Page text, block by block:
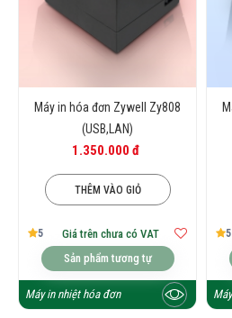
gọn, máy sử dụng pin
đi bất cứ đâu. thích
thanh toán di động, in
Máy in hóa đơn Zywell Zy808
(USB,LAN)
1.350.000 đ
THÊM VÀO GIỎ
5
Giá trên chưa có VAT
Sản phẩm tương tự
Máy in nhiệt hóa đơn
5